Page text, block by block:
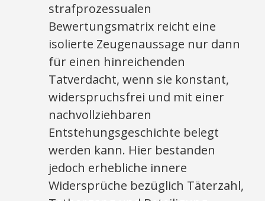
strafprozessualen
Bewertungsmatrix reicht eine
isolierte Zeugenaussage nur dann
für einen hinreichenden
Tatverdacht, wenn sie konstant,
widerspruchsfrei und mit einer
nachvollziehbaren
Entstehungsgeschichte belegt
werden kann. Hier bestanden
jedoch erhebliche innere
Widersprüche bezüglich Täterzahl,